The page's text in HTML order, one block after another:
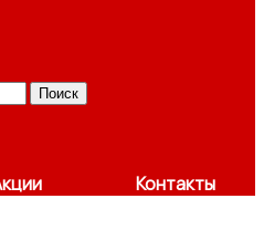
Поиск
Контакты